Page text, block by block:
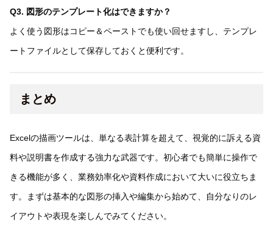
Q3. 図形のテンプレート化はできますか？
よく使う図形はコピー＆ペーストでも使い回せますし、テンプレ
ートファイルとして保存しておくと便利です。
まとめ
Excelの描画ツールは、単なる表計算を超えて、視覚的に訴える資
料や説明書を作成する強力な武器です。初心者でも簡単に操作で
きる機能が多く、業務効率化や資料作成において大いに役立ちま
す。まずは基本的な図形の挿入や編集から始めて、自分なりのレ
イアウトや表現を楽しんでみてください。